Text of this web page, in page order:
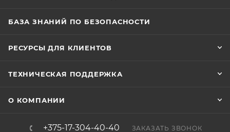
БАЗА ЗНАНИЙ ПО БЕЗОПАСНОСТИ
РЕСУРСЫ ДЛЯ КЛИЕНТОВ
ТЕХНИЧЕСКАЯ ПОДДЕРЖКА
О КОМПАНИИ
+375-17-304-40-40 ЗАКАЗАТЬ ЗВОНОК